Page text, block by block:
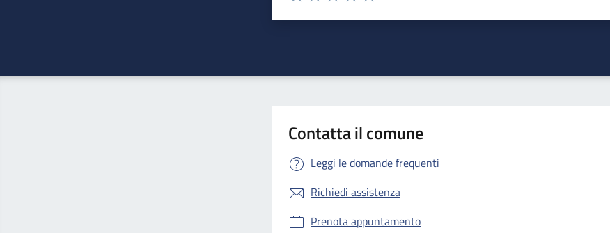
Contatta il comune
Leggi le domande frequenti
Richiedi assistenza
Prenota appuntamento